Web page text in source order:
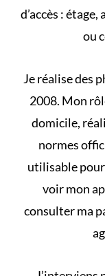
d’accès :
ou
Je réalise des
2008. Mon
domicile,
normes
utilisable
voir mon
consulter ma